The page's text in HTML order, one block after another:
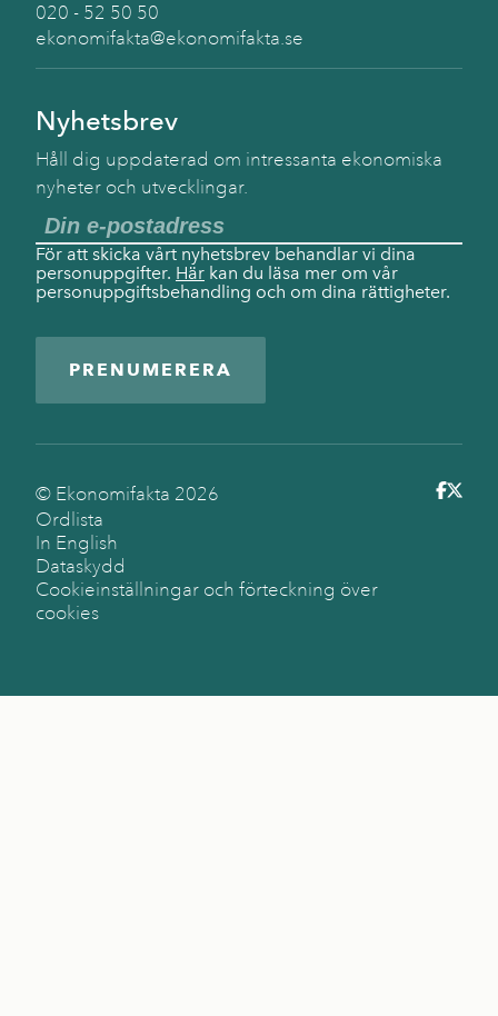
020 - 52 50 50
ekonomifakta@ekonomifakta.se
Nyhetsbrev
Håll dig uppdaterad om intressanta ekonomiska
nyheter och utvecklingar.
För att skicka vårt nyhetsbrev behandlar vi dina
personuppgifter. Här kan du läsa mer om vår
personuppgiftsbehandling och om dina rättigheter.
PRENUMERERA
© Ekonomifakta 2026
Ordlista
In English
Dataskydd
Cookieinställningar och förteckning över
cookies